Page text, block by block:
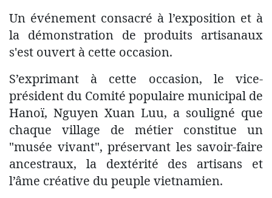
Un événement consacré à l’exposition et à
la démonstration de produits artisanaux
s'est ouvert à cette occasion.
S’exprimant à cette occasion, le vice-
président du Comité populaire municipal de
Hanoï, Nguyen Xuan Luu, a souligné que
chaque village de métier constitue un
"musée vivant", préservant les savoir-faire
ancestraux, la dextérité des artisans et
l’âme créative du peuple vietnamien.